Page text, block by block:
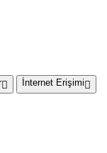
İnternet Erişimi